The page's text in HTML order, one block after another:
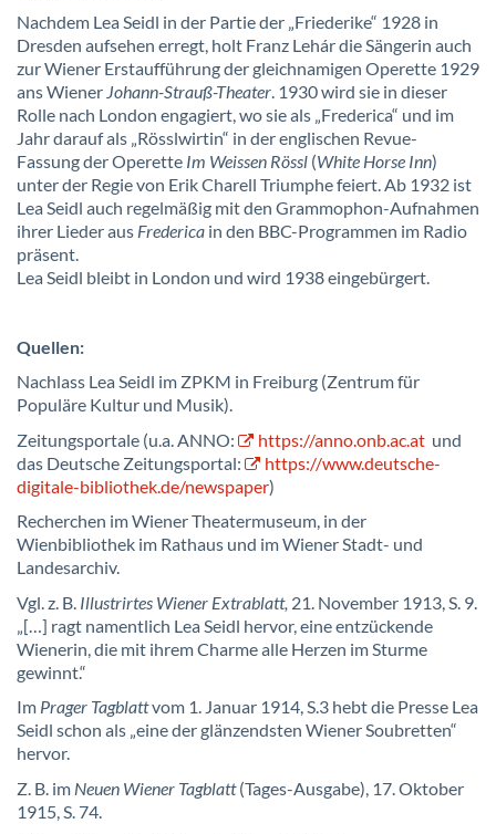
Nachdem Lea Seidl in der Partie der „Friederike“ 1928 in
Dresden aufsehen erregt, holt Franz Lehár die Sängerin auch
zur Wiener Erstaufführung der gleichnamigen Operette 1929
ans Wiener Johann-Strauß-Theater. 1930 wird sie in dieser
Rolle nach London engagiert, wo sie als „Frederica“ und im
Jahr darauf als „Rösslwirtin“ in der englischen Revue-
Fassung der Operette Im Weissen Rössl (White Horse Inn)
unter der Regie von Erik Charell Triumphe feiert. Ab 1932 ist
Lea Seidl auch regelmäßig mit den Grammophon-Aufnahmen
ihrer Lieder aus Frederica in den BBC-Programmen im Radio
präsent.
Lea Seidl bleibt in London und wird 1938 eingebürgert.
Quellen:
Nachlass Lea Seidl im ZPKM in Freiburg (Zentrum für
Populäre Kultur und Musik).
Zeitungsportale (u.a. ANNO:
https://anno.onb.ac.atund
das Deutsche Zeitungsportal:
https://www.deutsche-
digitale-bibliothek.de/newspaper)
Recherchen im Wiener Theatermuseum, in der
Wienbibliothek im Rathaus und im Wiener Stadt- und
Landesarchiv.
Vgl. z. B. Illustrirtes Wiener Extrablatt, 21. November 1913, S. 9.
„[…] ragt namentlich Lea Seidl hervor, eine entzückende
Wienerin, die mit ihrem Charme alle Herzen im Sturme
gewinnt.“
Im Prager Tagblattvom 1. Januar 1914, S.3 hebt die Presse Lea
Seidl schon als „eine der glänzendsten Wiener Soubretten“
hervor.
Z. B. im Neuen Wiener Tagblatt(Tages-Ausgabe), 17. Oktober
1915, S. 74.